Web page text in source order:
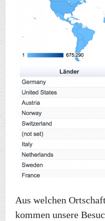
Aus welchen
kommen unsere